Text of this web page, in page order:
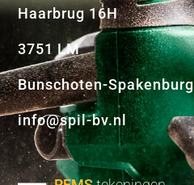
Haarbrug 16H
3751 LM
Bunschoten-Spakenburg
info@spil-bv.nl